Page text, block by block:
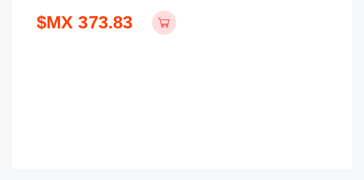
$MX 373.83